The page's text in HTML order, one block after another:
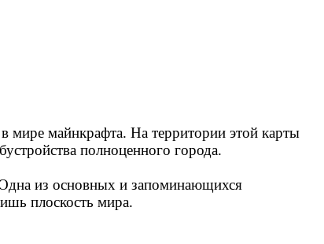
мире майнкрафта. На территории этой карты
полноценного города.
из основных и запоминающихся
плоскость мира.